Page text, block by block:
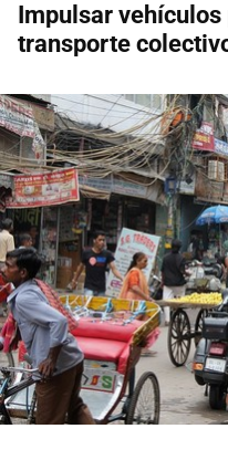
Impulsar vehículos
transporte